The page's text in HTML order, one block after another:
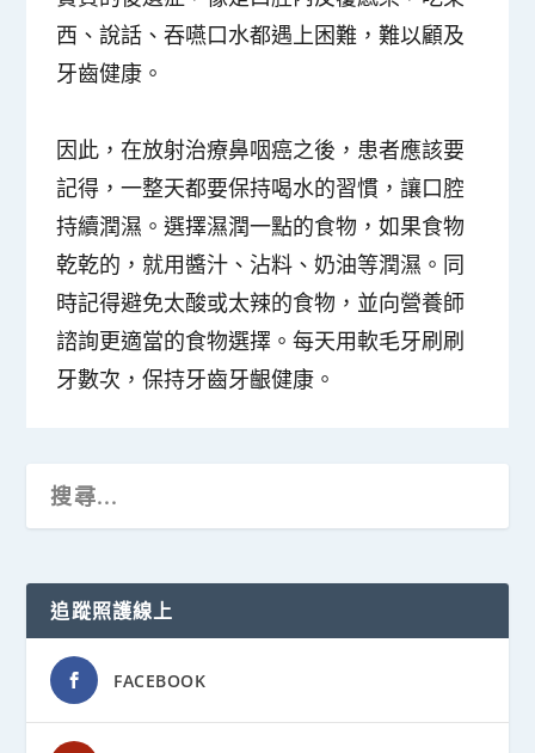
西、說話、吞嚥口水都遇上困難，難以顧及
牙齒健康。
因此，在放射治療鼻咽癌之後，患者應該要
記得，一整天都要保持喝水的習慣，讓口腔
持續潤濕。選擇濕潤一點的食物，如果食物
乾乾的，就用醬汁、沾料、奶油等潤濕。同
時記得避免太酸或太辣的食物，並向營養師
諮詢更適當的食物選擇。每天用軟毛牙刷刷
牙數次，保持牙齒牙齦健康。
追蹤照護線上
FACEBOOK